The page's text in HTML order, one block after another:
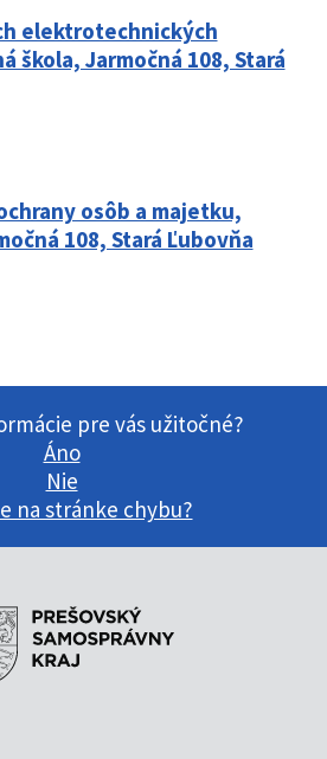
elektrotechnických
škola, Jarmočná 108, Stará
osôb a majetku,
108, Stará Ľubovňa
pre vás užitočné?
Áno
Nie
na stránke chybu?